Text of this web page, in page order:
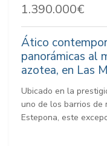
1.390.000€
Ático
panorámicas al
azotea, en Las
Ubicado en la
uno de los barrios de
Estepona, este